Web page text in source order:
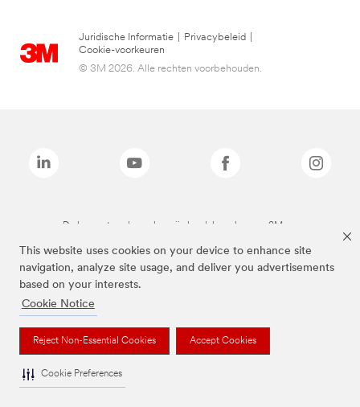
This website uses cookies on your device to enhance site
navigation, analyze site usage, and deliver you advertisements
based on your interests.
Cookie Notice
Reject Non-Essential Cookies Accept Cookies
Cookie Preferences
Juridische Informatie Privacybeleid
Cookie-voorkeuren
© 3M 2026. Alle rechten voorbehouden.
De bovenstaande merken zijn handelsmerken van 3M.we